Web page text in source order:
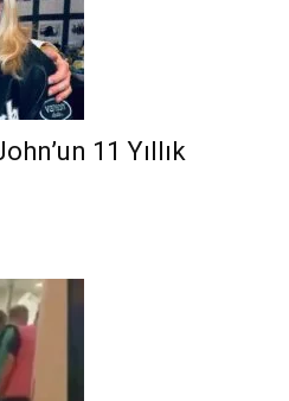
11 Yıllık